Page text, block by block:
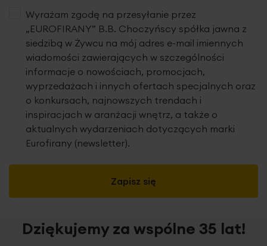
Zapisz się
Wyrażam zgodę na przesyłanie przez
„EUROFIRANY” B.B. Choczyńscy spółka jawna z
siedzibą w Żywcu na mój adres e-mail imiennych
wiadomości zawierających w szczególności
informacje o nowościach, promocjach,
wyprzedażach i innych ofertach specjalnych oraz
o konkursach, najnowszych trendach i
inspiracjach w aranżacji wnętrz, a także o
aktualnych wydarzeniach dotyczących marki
Eurofirany (newsletter).
Dziękujemy za wspólne 35 lat!